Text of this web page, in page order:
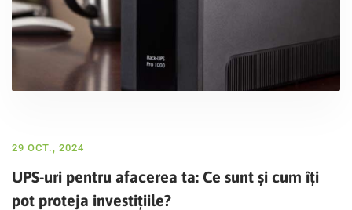
29 OCT., 2024
UPS-uri pentru afacerea ta: Ce sunt și cum îți
pot proteja investițiile?